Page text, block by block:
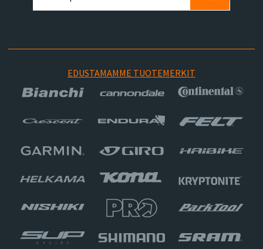
EDUSTAMAMME TUOTEMERKIT